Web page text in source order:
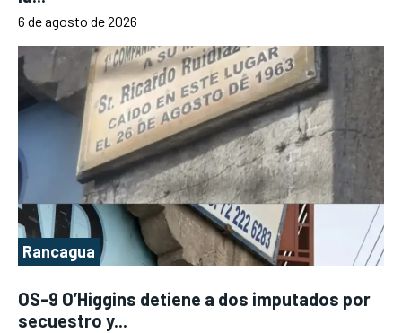
6 de agosto de 2026
Rancagua
OS-9 O’Higgins detiene a dos imputados por
secuestro y...